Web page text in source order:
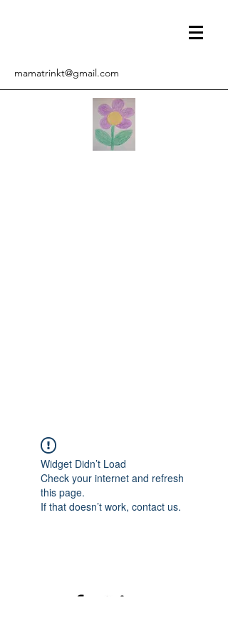
mamatrinkt@gmail.com
Widget Didn’t Load
Check your internet and refresh
this page.
If that doesn’t work, contact us.